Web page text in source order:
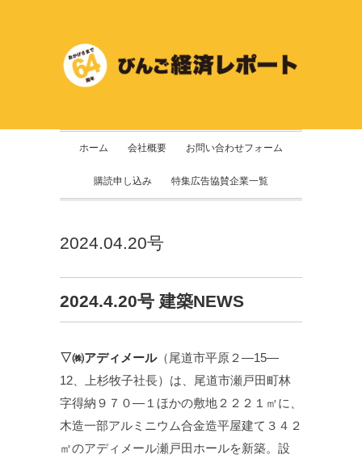
ホーム 会社概要 お問い合わせフォーム
購読申し込み 特集広告協賛企業一覧
2024.04.20号
2024.4.20号 建築NEWS
▽㈱アディメール（尾道市平原２—15—
12、上杉牧子社長）は、尾道市瀬戸田町林
字得納９７０—１ほかの敷地２２２１㎡に、
木造一部アルミニウム合金造平屋建て３４２
㎡のアディメール瀬戸田ホールを新築。設